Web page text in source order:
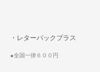
・レターパックプラス
●全国一律６００円